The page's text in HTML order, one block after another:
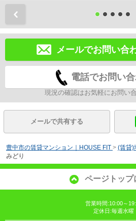
メールでお問い合
電話でお問い
現況の確認はお気軽にお問い
メールで共有する
豊中市の賃貸マンション｜HOUSE FIT > (賃貸)
みどり
ページトップ
営業時間:10:00～
定休日:毎週水曜